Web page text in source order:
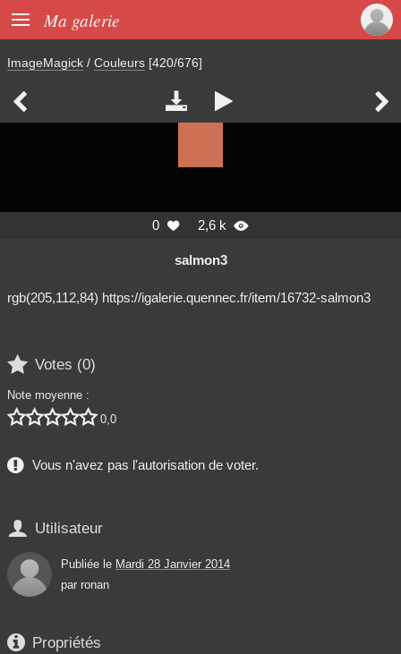
 Ma galerie
ImageMagick / Couleurs [420/676]
   
0  2,6 k 
salmon3
rgb(205,112,84) https://igalerie.quennec.fr/item/16732-salmon3
 Votes (0)
Note moyenne :
 0,0
Vous n'avez pas l'autorisation de voter.
 Utilisateur
Publiée le Mardi 28 Janvier 2014
par ronan
 Propriétés